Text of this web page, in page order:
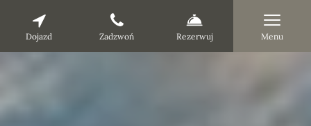
Dojazd Zadzwoń Rezerwuj Menu